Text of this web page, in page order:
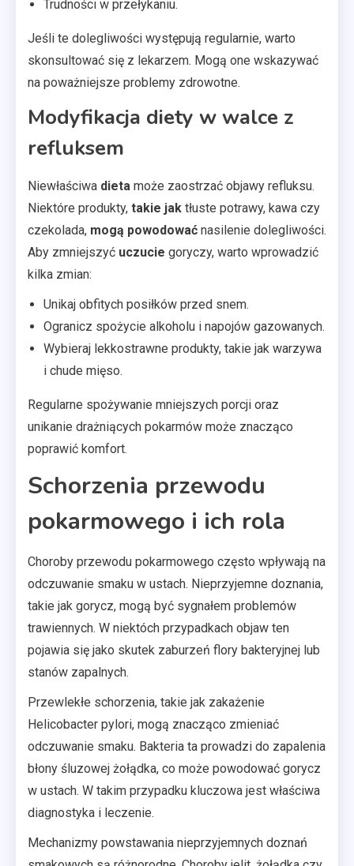
Trudności w przełykaniu.
Jeśli te dolegliwości występują regularnie, warto
skonsultować się z lekarzem. Mogą one wskazywać
na poważniejsze problemy zdrowotne.
Modyfikacja diety w walce z
refluksem
Niewłaściwa dieta może zaostrzać objawy refluksu.
Niektóre produkty, takie jak tłuste potrawy, kawa czy
czekolada, mogą powodować nasilenie dolegliwości.
Aby zmniejszyć uczucie goryczy, warto wprowadzić
kilka zmian:
Unikaj obfitych posiłków przed snem.
Ogranicz spożycie alkoholu i napojów gazowanych.
Wybieraj lekkostrawne produkty, takie jak warzywa
i chude mięso.
Regularne spożywanie mniejszych porcji oraz
unikanie drażniących pokarmów może znacząco
poprawić komfort.
Schorzenia przewodu
pokarmowego i ich rola
Choroby przewodu pokarmowego często wpływają na
odczuwanie smaku w ustach. Nieprzyjemne doznania,
takie jak gorycz, mogą być sygnałem problemów
trawiennych. W niektóch przypadkach objaw ten
pojawia się jako skutek zaburzeń flory bakteryjnej lub
stanów zapalnych.
Przewlekłe schorzenia, takie jak zakażenie
Helicobacter pylori, mogą znacząco zmieniać
odczuwanie smaku. Bakteria ta prowadzi do zapalenia
błony śluzowej żołądka, co może powodować gorycz
w ustach. W takim przypadku kluczowa jest właściwa
diagnostyka i leczenie.
Mechanizmy powstawania nieprzyjemnych doznań